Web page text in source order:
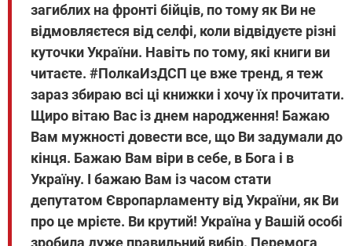
загиблих на фронті бійців, по тому як Ви не
відмовляєтеся від селфі, коли відвідуєте різні
куточки України. Навіть по тому, які книги ви
читаєте. #ПолкаИзДСП це вже тренд, я теж
зараз збираю всі ці книжки і хочу їх прочитати.
Щиро вітаю Вас із днем народження! Бажаю
Вам мужності довести все, що Ви задумали до
кінця. Бажаю Вам віри в себе, в Бога і в
Україну. І бажаю Вам із часом стати
депутатом Європарламенту від України, як Ви
про це мрієте. Ви крутий! Україна у Вашій особі
зробила дуже правильний вибір. Перемога